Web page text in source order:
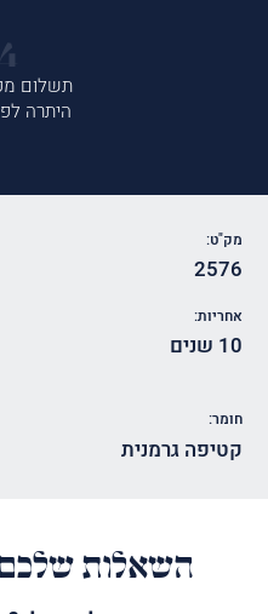
היתרה
מק"ט:
2576
אחריות:
10 שנים
חומר:
קטיפה גרמנית
השאלות